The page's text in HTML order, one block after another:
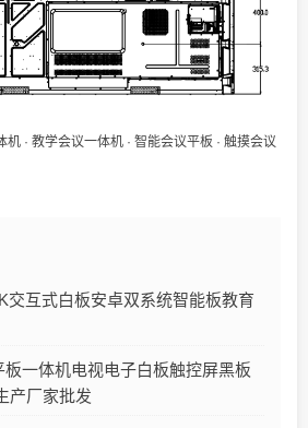
机 · 教学会议一体机 · 智能会议平板 · 触摸会议
交互式白板安卓双系统智能板教育
板一体机电视电子白板触控屏黑板
产厂家批发